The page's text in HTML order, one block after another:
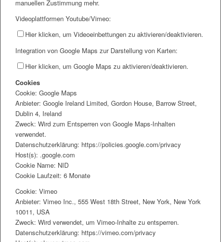
manuellen Zustimmung mehr.
Videoplattformen Youtube/Vimeo:
Hier klicken, um Videoeinbettungen zu aktivieren/deaktivieren.
Integration von Google Maps zur Darstellung von Karten:
Hier klicken, um Google Maps zu aktivieren/deaktivieren.
Cookies
Cookie: Google Maps
Anbieter: Google Ireland Limited, Gordon House, Barrow Street,
Dublin 4, Ireland
Zweck: Wird zum Entsperren von Google Maps-Inhalten
verwendet.
Datenschutzerklärung: https://policies.google.com/privacy
Host(s): .google.com
Cookie Name: NID
Cookie Laufzeit: 6 Monate
Cookie: Vimeo
Anbieter: Vimeo Inc., 555 West 18th Street, New York, New York
10011, USA
Zweck: Wird verwendet, um Vimeo-Inhalte zu entsperren.
Datenschutzerklärung: https://vimeo.com/privacy